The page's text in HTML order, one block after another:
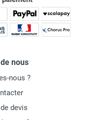
nous
nous ?
devis